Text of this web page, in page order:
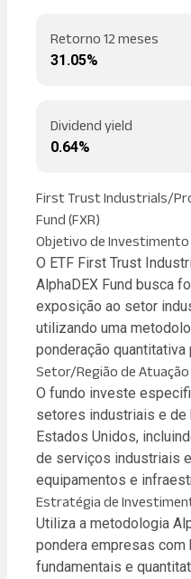
Retorno 12 meses
31.05%
Dividend yield
0.64%
First Trust Industrials/
Fund (FXR)
Objetivo de Investimento
O ETF First Trust
AlphaDEX Fund busca
exposição ao setor
utilizando uma
ponderação quantitativa
Setor/Região de Atuação
O fundo investe
setores industriais e de
Estados Unidos,
de serviços industriais
equipamentos e
Estratégia de
Utiliza a metodologia
pondera empresas
fundamentais e